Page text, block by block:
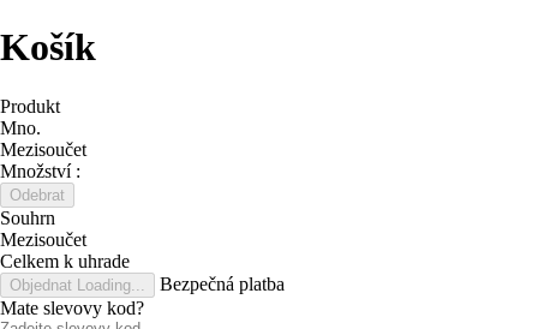
Košík
Produkt
Mno.
Mezisoučet
Množství :
Odebrat
Souhrn
Mezisoučet
Celkem k uhrade
Objednat Loading...
Bezpečná platba
Mate slevovy kod?